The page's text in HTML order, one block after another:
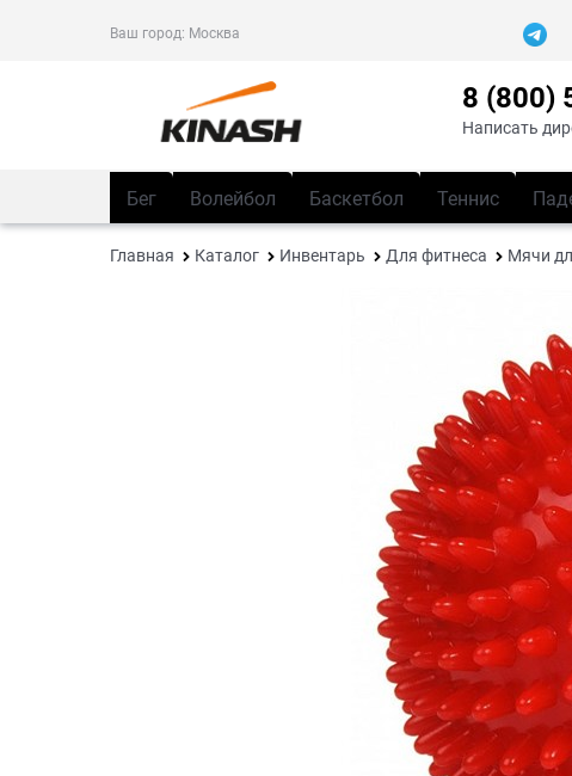
Ваш город: Москва
8 (800)
Написать
Бег Волейбол Баскетбол Теннис
Главная Каталог Инвентарь Для фитнеса Мячи